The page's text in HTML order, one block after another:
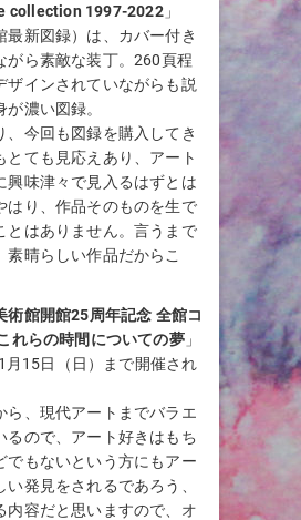
collection 1997-2022」
最新図録）は、カバー付き
がら素敵な装丁。260頁程
ザインされていながらも説
濃い図録。
、今回も図録を購入してき
とても見応えあり、アート
興味津々で見入るはずとは
はり、作品そのものを生で
とはありません。言うまで
素晴らしい作品だからこ
術館開館25周年記念 全館コ
れらの時間についての夢」
月15日（日）まで開催され
ら、現代アートまでバラエ
るので、アート好きはもち
でもないという方にもアー
い発見をされるであろう、
内容だと思いますので、オ